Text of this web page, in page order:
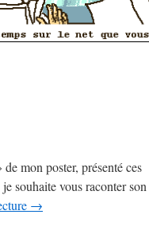
mon poster, présenté ces
souhaite vous raconter son
→